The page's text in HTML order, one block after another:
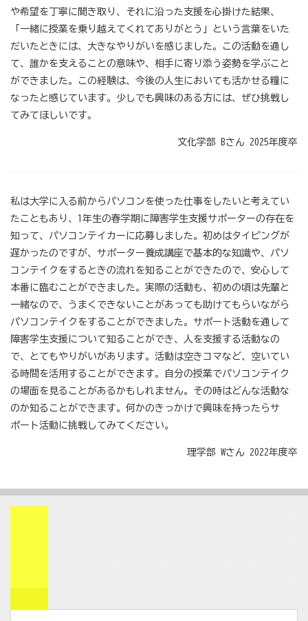
や希望を丁寧に聞き取り、それに沿った支援を心掛けた結果、
「一緒に授業を乗り越えてくれてありがとう」という言葉をいた
だいたときには、大きなやりがいを感じました。この活動を通し
て、誰かを支えることの意味や、相手に寄り添う姿勢を学ぶこと
ができました。この経験は、今後の人生においても活かせる糧に
なったと感じています。少しでも興味のある方には、ぜひ挑戦し
てみてほしいです。
文化学部 Bさん 2025年度卒
私は大学に入る前からパソコンを使った仕事をしたいと考えてい
たこともあり、1年生の春学期に障害学生支援サポーターの存在を
知って、パソコンテイカーに応募しました。初めはタイピングが
遅かったのですが、サポーター養成講座で基本的な知識や、パソ
コンテイクをするときの流れを知ることができたので、安心して
本番に臨むことができました。実際の活動も、初めの頃は先輩と
一緒なので、うまくできないことがあっても助けてもらいながら
パソコンテイクをすることができました。サポート活動を通して
障害学生支援について知ることができ、人を支援する活動なの
で、とてもやりがいがあります。活動は空きコマなど、空いてい
る時間を活用することができます。自分の授業でパソコンテイク
の場面を見ることがあるかもしれません。その時はどんな活動な
のか知ることができます。何かのきっかけで興味を持ったらサ
ポート活動に挑戦してみてください。
理学部 Wさん 2022年度卒